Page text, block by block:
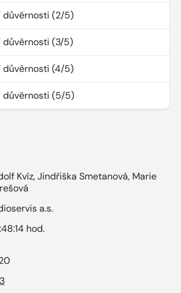
důvěrnosti (2/5)
důvěrnosti (3/5)
důvěrnosti (4/5)
důvěrnosti (5/5)
Kvíz,Jindřiška Smetanová, Marie
a.s.
hod.